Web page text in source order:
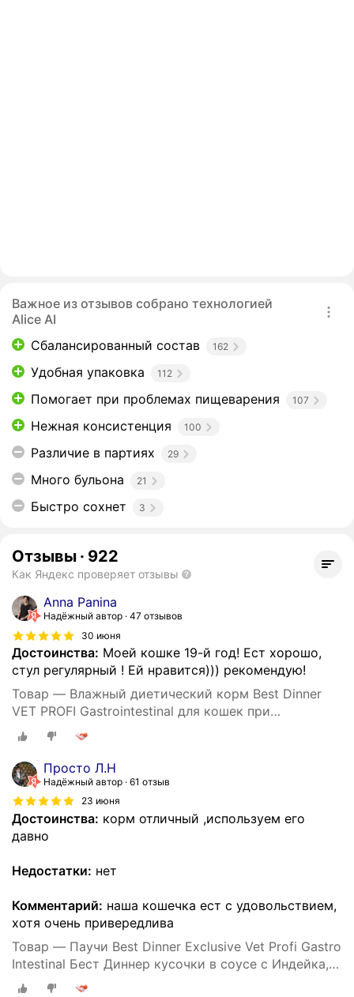
Важное из отзывов собрано технологией
Alice AI
Сбалансированный состав
162
Удобная упаковка 112
Помогает при проблемах пищеварения 107
Нежная консистенция 100
Различие в партиях 29
Много бульона 21
Быстро сохнет 3
Отзывы · 922
Как Яндекс проверяет отзывы
Anna Panina
Надёжный автор 47 отзывов
30 июня
Достоинства: Моей кошке 19-й год! Ест хорошо,
стул регулярный ! Ей нравится))) рекомендую!
Товар — Влажный диетический корм Best Dinner
VET PROFI Gastrointestinal для кошек при
заболеваниях ЖКТ кусочки в соусе Индейка, 85 г х
24 шт, пауч (Бест Диннер)
Просто Л.Н
Надёжный автор 61 отзыв
23 июня
Достоинства: корм отличный ,используем его
давно
Недостатки: нет
Комментарий: наша кошечка ест с удовольствием,
хотя очень привередлива
Товар — Паучи Best Dinner Exclusive Vet Profi Gastro
Intestinal Бест Диннер кусочки в соусе с Индейка,
24шт по 85г